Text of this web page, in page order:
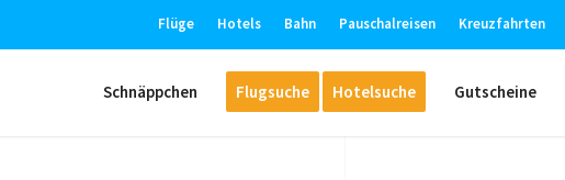
Flüge Hotels Bahn Pauschalreisen Kreuzfahrten
Schnäppchen Flugsuche Hotelsuche Gutscheine